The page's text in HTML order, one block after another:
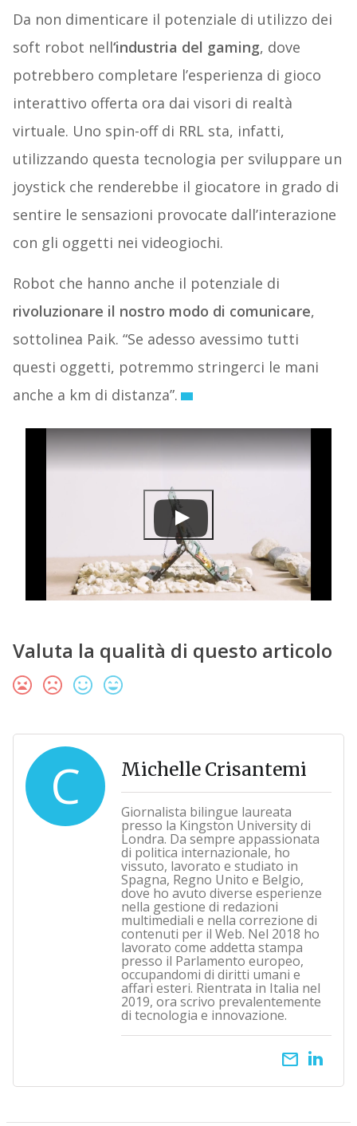
Da non dimenticare il potenziale di utilizzo dei
soft robot nell‘industria del gaming, dove
potrebbero completare l’esperienza di gioco
interattivo offerta ora dai visori di realtà
virtuale. Uno spin-off di RRL sta, infatti,
utilizzando questa tecnologia per sviluppare un
joystick che renderebbe il giocatore in grado di
sentire le sensazioni provocate dall’interazione
con gli oggetti nei videogiochi.
Robot che hanno anche il potenziale di
rivoluzionare il nostro modo di comunicare,
sottolinea Paik. “Se adesso avessimo tutti
questi oggetti, potremmo stringerci le mani
anche a km di distanza”.
Valuta la qualità di questo articolo
C Michelle Crisantemi
Giornalista bilingue laureata
presso la Kingston University di
Londra. Da sempre appassionata
di politica internazionale, ho
vissuto, lavorato e studiato in
Spagna, Regno Unito e Belgio,
dove ho avuto diverse esperienze
nella gestione di redazioni
multimediali e nella correzione di
contenuti per il Web. Nel 2018 ho
lavorato come addetta stampa
presso il Parlamento europeo,
occupandomi di diritti umani e
affari esteri. Rientrata in Italia nel
2019, ora scrivo prevalentemente
di tecnologia e innovazione.
email